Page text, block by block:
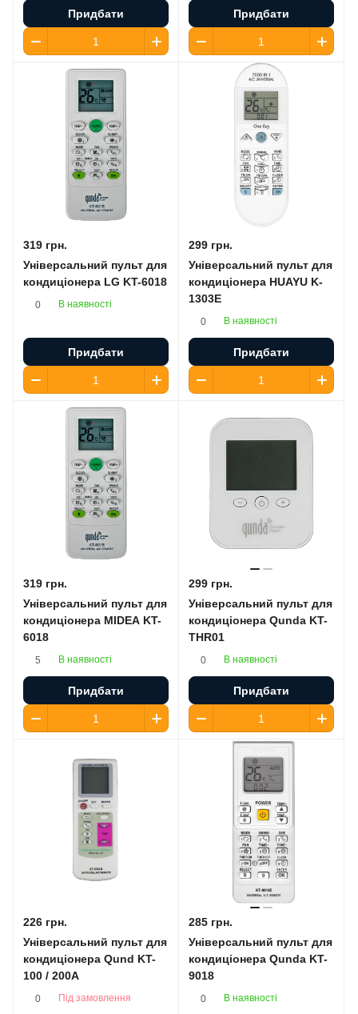
Придбати Придбати
319 грн.
Універсальний пульт для
кондиціонера LG KT-6018
0 В наявності
Придбати
299 грн.
Універсальний пульт для
кондиціонера HUAYU K-
1303E
0 В наявності
Придбати
319 грн.
Універсальний пульт для
кондиціонера MIDEA KT-
6018
5 В наявності
Придбати
299 грн.
Універсальний пульт для
кондиціонера Qunda KT-
THR01
0 В наявності
Придбати
226 грн.
Універсальний пульт для
кондиціонера Qund KT-
100 / 200A
0 Під замовлення
285 грн.
Універсальний пульт для
кондиціонера Qunda KT-
9018
0 В наявності